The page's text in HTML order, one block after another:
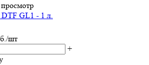
GL1 - 1 л.
/шт
+